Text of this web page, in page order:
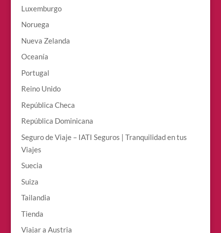
Luxemburgo
Noruega
Nueva Zelanda
Oceanía
Portugal
Reino Unido
República Checa
República Dominicana
Seguro de Viaje – IATI Seguros | Tranquilidad en tus
Viajes
Suecia
Suiza
Tailandia
Tienda
Viajar a Austria